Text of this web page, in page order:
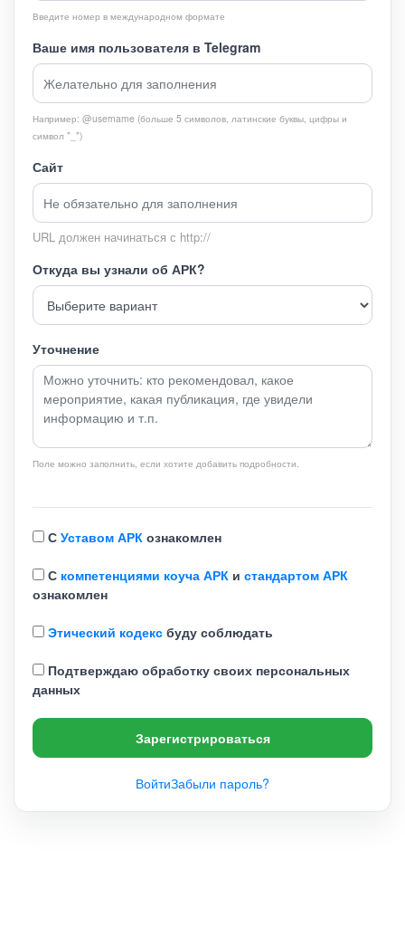
Введите номер в международном формате
Ваше имя пользователя в Telegram
Например: @username (больше 5 символов, латинские буквы, цифры и
символ "_")
Сайт
URL должен начинаться с http://
Откуда вы узнали об АРК?
Уточнение
Поле можно заполнить, если хотите добавить подробности.
С Уставом АРК ознакомлен
С компетенциями коуча АРК и стандартом АРК
ознакомлен
Этический кодекс буду соблюдать
Подтверждаю обработку своих персональных
данных
Зарегистрироваться
ВойтиЗабыли пароль?